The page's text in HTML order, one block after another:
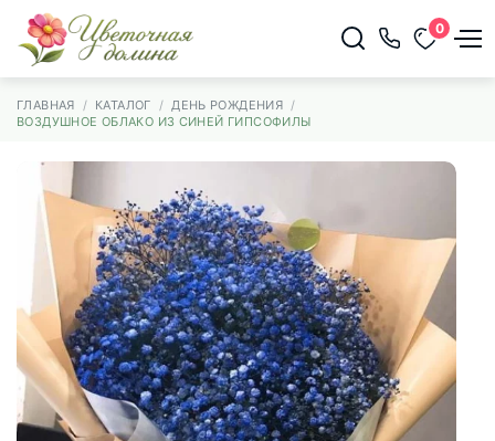
0
ГЛАВНАЯ КАТАЛОГ
ДЕНЬ РОЖДЕНИЯ
ВОЗДУШНОЕ ОБЛАКО ИЗ СИНЕЙ ГИПСОФИЛЫ